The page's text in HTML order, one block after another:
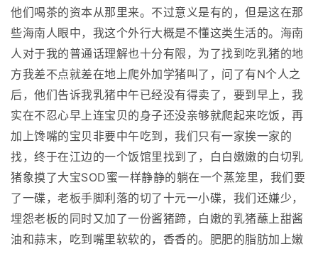
他们喝茶的资本从那里来。不过意义是有的，但是这在那
些海南人眼中，我这个外行大概是不懂这类生活的。海南
人对于我的普通话理解也十分有限，为了找到吃乳猪的地
方我差不点就差在地上爬外加学猪叫了，问了有N个人之
后，他们告诉我乳猪中午已经没有得卖了，要到早上，我
实在不忍心早上连宝贝的身子还没亲够就爬起来吃饭，再
加上馋嘴的宝贝非要中午吃到，我们只有一家挨一家的
找，终于在江边的一个饭馆里找到了，白白嫩嫩的白切乳
猪象摸了大宝SOD蜜一样静静的躺在一个蒸笼里，我们要
了一碟，老板手脚利落的切了十元一小碟，我们还嫌少，
埋怨老板的同时又加了一份酱猪蹄，白嫩的乳猪蘸上甜酱
油和蒜末，吃到嘴里软软的，香香的。肥肥的脂肪加上嫩